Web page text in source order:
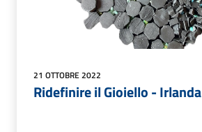
21 OTTOBRE 2022
Ridefinire il Gioiello - Irlanda